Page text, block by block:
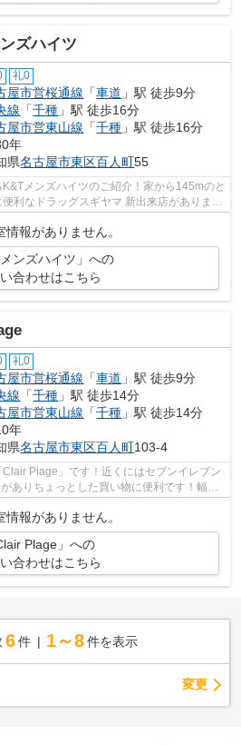
ズハイツ
礼0
屋市営桜通線 「車道 」駅 徒歩9分
線 「千種 」駅 徒歩16分
屋市営東山線 「千種 」駅 徒歩16分
年
県名古屋市東区百人町55
メンズハイツのご紹介！家から145mのと
利なドラッグスギヤマ 新出来店がありま
ョ...
情報がありません。
メンズハイツ」への
合わせはこちら
礼0
屋市営桜通線 「車道 」駅 徒歩9分
線 「千種 」駅 徒歩14分
屋市営東山線 「千種 」駅 徒歩14分
年
県名古屋市東区百人町103-4
Plage」です！近くにはセブンイレブン
ありちょっとした買い物に便利です！幅広
情報がありません。
Plage」への
合わせはこちら
6 件 1～8 件を表示
変更